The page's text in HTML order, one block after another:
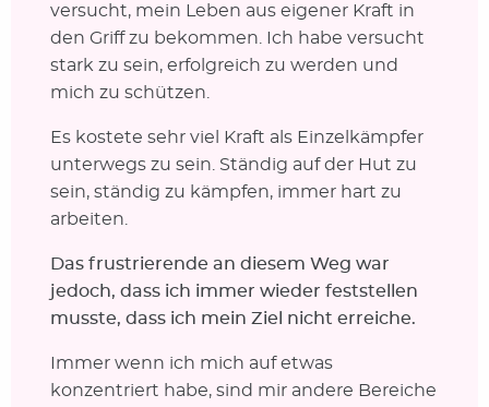
versucht, mein Leben aus eigener Kraft in
den Griff zu bekommen. Ich habe versucht
stark zu sein, erfolgreich zu werden und
mich zu schützen.
Es kostete sehr viel Kraft als Einzelkämpfer
unterwegs zu sein. Ständig auf der Hut zu
sein, ständig zu kämpfen, immer hart zu
arbeiten.
Das frustrierende an diesem Weg war
jedoch, dass ich immer wieder feststellen
musste, dass ich mein Ziel nicht erreiche.
Immer wenn ich mich auf etwas
konzentriert habe, sind mir andere Bereiche